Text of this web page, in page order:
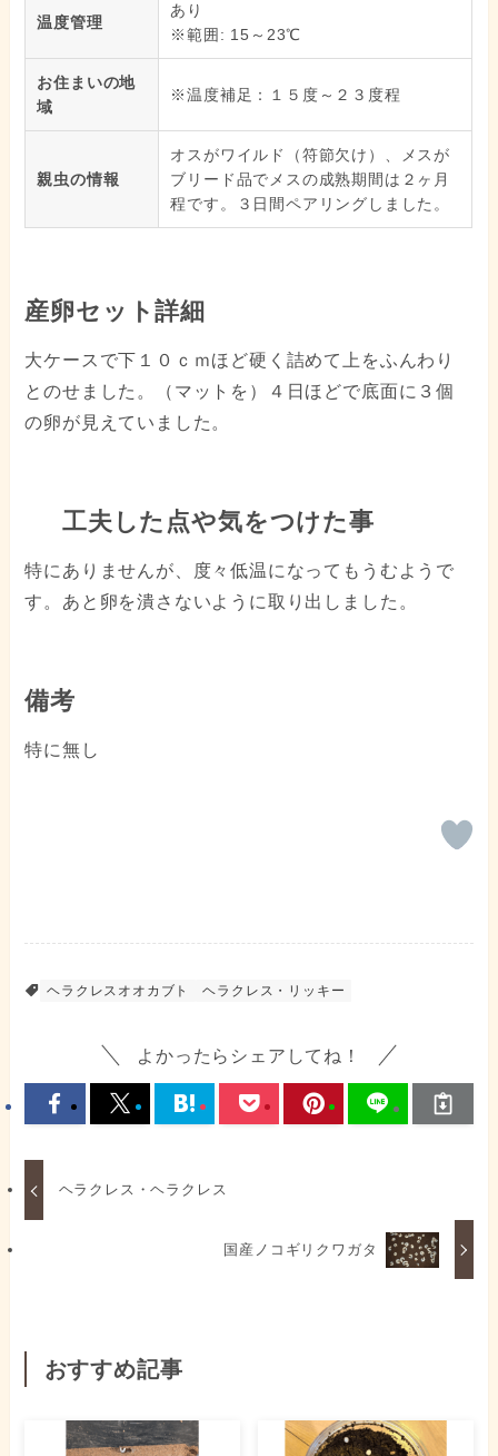
温度管理
あり
※範囲: 15～23℃
お住まいの地
域
※温度補足：１５度～２３度程
親虫の情報
オスがワイルド（符節欠け）、メスが
ブリード品でメスの成熟期間は２ヶ月
程です。３日間ペアリングしました。
産卵セット詳細
大ケースで下１０ｃｍほど硬く詰めて上をふんわり
とのせました。（マットを）４日ほどで底面に３個
の卵が見えていました。
工夫した点や気をつけた事
特にありませんが、度々低温になってもうむようで
す。あと卵を潰さないように取り出しました。
備考
特に無し
ヘラクレスオオカブト ヘラクレス・リッキー
よかったらシェアしてね！
ヘラクレス・ヘラクレス
国産ノコギリクワガタ
おすすめ記事